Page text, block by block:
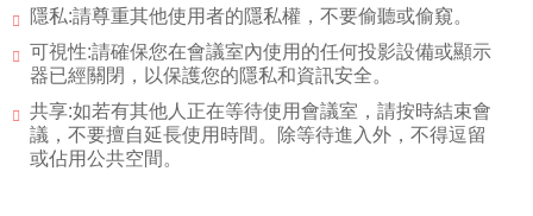
隱私:請尊重其他使用者的隱私權，不要偷聽或偷窺。
可視性:請確保您在會議室內使用的任何投影設備或顯示
器已經關閉，以保護您的隱私和資訊安全。
共享:如若有其他人正在等待使用會議室，請按時結束會
議，不要擅自延長使用時間。除等待進入外，不得逗留
或佔用公共空間。